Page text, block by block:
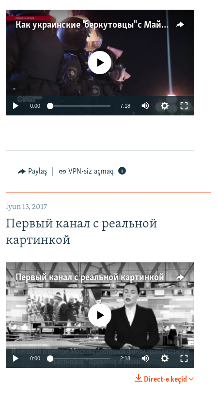
Как украинские "беркутовцы" с Майдана стали ОМОНом с Тверской
No media source currently available
0:00 7:18
Paylaş VPN-siz açmaq
İyun 13, 2017
Первый канал с реальной
картинкой
Первый канал с реальной картинкой
No media source currently available
0:00 2:18
Direct-ə keçid